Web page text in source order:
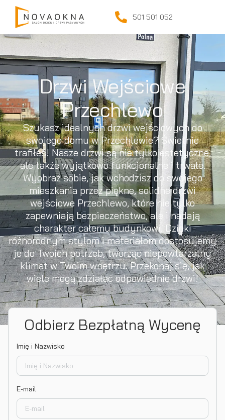
501 501 052
Drzwi Wejściowe
Przechlewo
Szukasz idealnych drzwi wejściowych do
swojego domu w Przechlewie? Świetnie
trafiłeś! Nasze drzwi są nie tylko estetyczne,
ale także wyjątkowo funkcjonalne i trwałe.
Wyobraź sobie, jak wchodzisz do swojego
mieszkania przez piękne, solidne drzwi
wejściowe Przechlewo, które nie tylko
zapewniają bezpieczeństwo, ale i nadają
charakter całemu budynkowi. Dzięki
różnorodnym stylom i materiałom dostosujemy
je do Twoich potrzeb, tworząc niepowtarzalny
klimat w Twoim wnętrzu. Przekonaj się, jak
wiele mogą zdziałać odpowiednie drzwi!
Odbierz Bezpłatną Wycenę
Imię i Nazwisko
E-mail